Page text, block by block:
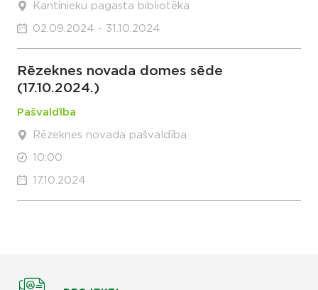
Kantinieku pagasta bibliotēka
02.09.2024 - 31.10.2024
Rēzeknes novada domes sēde
(17.10.2024.)
Pašvaldība
Rēzeknes novada pašvaldība
10:00
17.10.2024